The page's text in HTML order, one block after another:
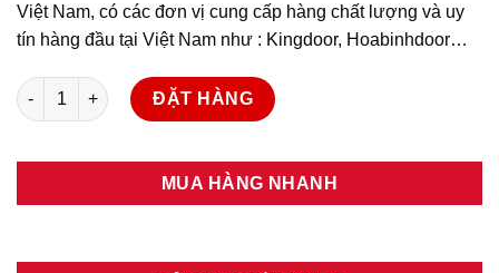
Việt Nam, có các đơn vị cung cấp hàng chất lượng và uy
tín hàng đầu tại Việt Nam như : Kingdoor, Hoabinhdoor…
Cửa gỗ công nghiệp MDF phủ PVC KD.1066 số lượng
ĐẶT HÀNG
MUA HÀNG NHANH